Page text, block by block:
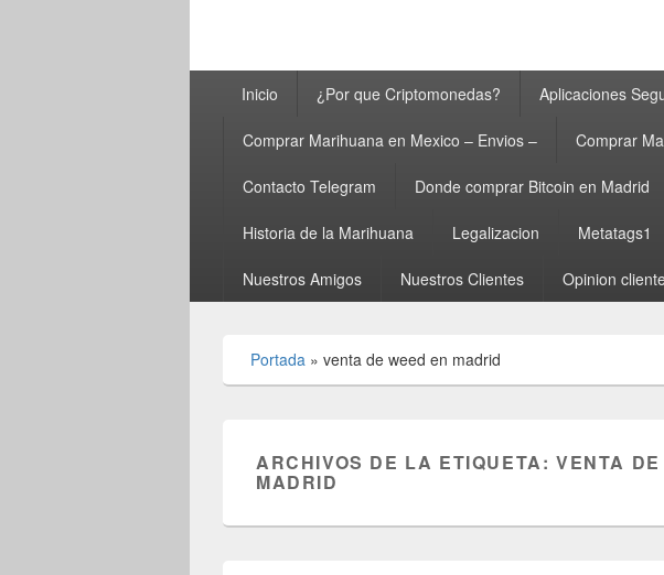
principalInicio ¿Por que Criptomonedas? Aplicaciones
Comprar Marihuana en Mexico – Envios – Comprar
Contacto Telegram Donde comprar Bitcoin en Madrid
Historia de la Marihuana Legalizacion Metatags1
Nuestros Amigos Nuestros Clientes Opinion
Portada » venta de weed en madrid
ARCHIVOS DE LA ETIQUETA:VENTA
MADRID